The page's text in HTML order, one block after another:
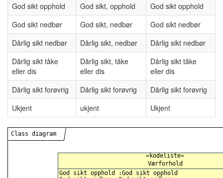
God sikt opphold
God sikt, opphold
God sikt opphold
God sikt nedbør
God sikt, nedbør
God sikt nedbør
Dårlig sikt nedbør
Dårlig sikt, nedbør
Dårlig sikt nedbør
Dårlig sikt tåke
eller dis
Dårlig sikt, tåke
eller dis
Dårlig sikt tåke
eller dis
Dårlig sikt forøvrig
Dårlig sikt forøvrig
Dårlig sikt forøvrig
Ukjent
ukjent Ukjent